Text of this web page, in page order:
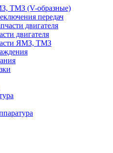
ТМЗ (V-образные)
передач
двигателя
двигателя
ЯМЗ, ТМЗ